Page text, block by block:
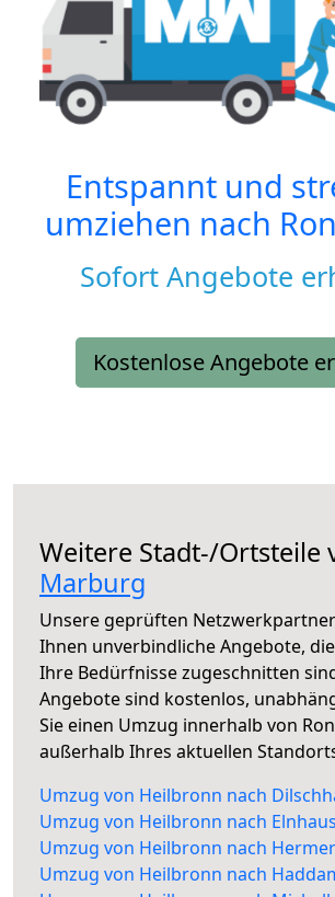
Entspannt und
umziehen nach
Sofort Angebote
Kostenlose Angebote
Weitere Stadt-/Ortsteile
Marburg
Unsere geprüften
Ihnen unverbindliche Angebote,
Ihre Bedürfnisse zugeschnitten
Angebote sind kostenlos,
Sie einen Umzug innerhalb von
außerhalb Ihres aktuellen
Umzug von Heilbronn nach
Umzug von Heilbronn nach
Umzug von Heilbronn nach
Umzug von Heilbronn nach